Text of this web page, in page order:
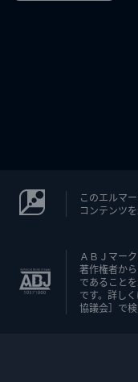
このエルマ
コンテンツ
ＡＢＪマー
著作権者か
であること
です。詳し
協議会］で検